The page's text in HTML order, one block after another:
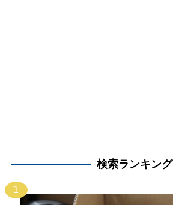
検索ランキング
1